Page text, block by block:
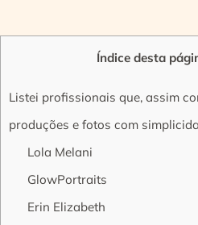
Índice desta
Listei profissionais que, assim
produções e fotos com
Lola Melani
GlowPortraits
Erin Elizabeth